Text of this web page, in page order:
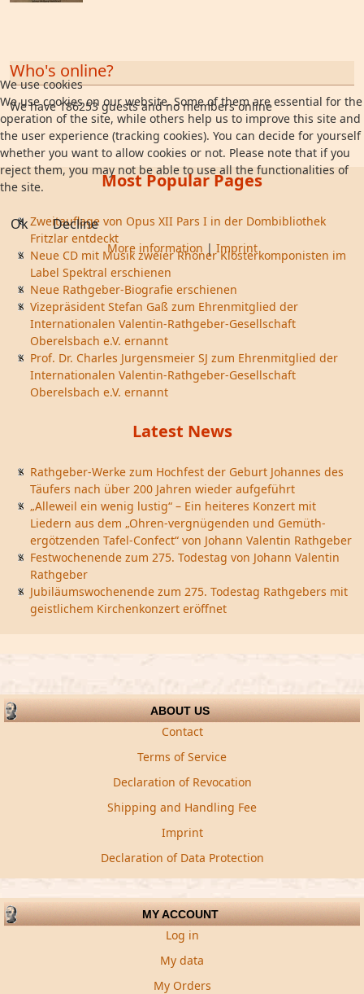
Who's online?
We have 186253 guests and no members online
Most Popular Pages
Zweitauflage von Opus XII Pars I in der Dombibliothek
Fritzlar entdeckt
Neue CD mit Musik zweier Rhöner Klosterkomponisten im
Label Spektral erschienen
Neue Rathgeber-Biografie erschienen
Vizepräsident Stefan Gaß zum Ehrenmitglied der
Internationalen Valentin-Rathgeber-Gesellschaft
Oberelsbach e.V. ernannt
Prof. Dr. Charles Jurgensmeier SJ zum Ehrenmitglied der
Internationalen Valentin-Rathgeber-Gesellschaft
Oberelsbach e.V. ernannt
Latest News
Rathgeber-Werke zum Hochfest der Geburt Johannes des
Täufers nach über 200 Jahren wieder aufgeführt
„Alleweil ein wenig lustig“ – Ein heiteres Konzert mit
Liedern aus dem „Ohren-vergnügenden und Gemüth-
ergötzenden Tafel-Confect“ von Johann Valentin Rathgeber
Festwochenende zum 275. Todestag von Johann Valentin
Rathgeber
Jubiläumswochenende zum 275. Todestag Rathgebers mit
geistlichem Kirchenkonzert eröffnet
ABOUT US
Contact
Terms of Service
Declaration of Revocation
Shipping and Handling Fee
Imprint
Declaration of Data Protection
MY ACCOUNT
Log in
My data
My Orders
We use cookies
We use cookies on our website. Some of them are essential for the
operation of the site, while others help us to improve this site and
the user experience (tracking cookies). You can decide for yourself
whether you want to allow cookies or not. Please note that if you
reject them, you may not be able to use all the functionalities of
the site.
Ok Decline
More information | Imprint